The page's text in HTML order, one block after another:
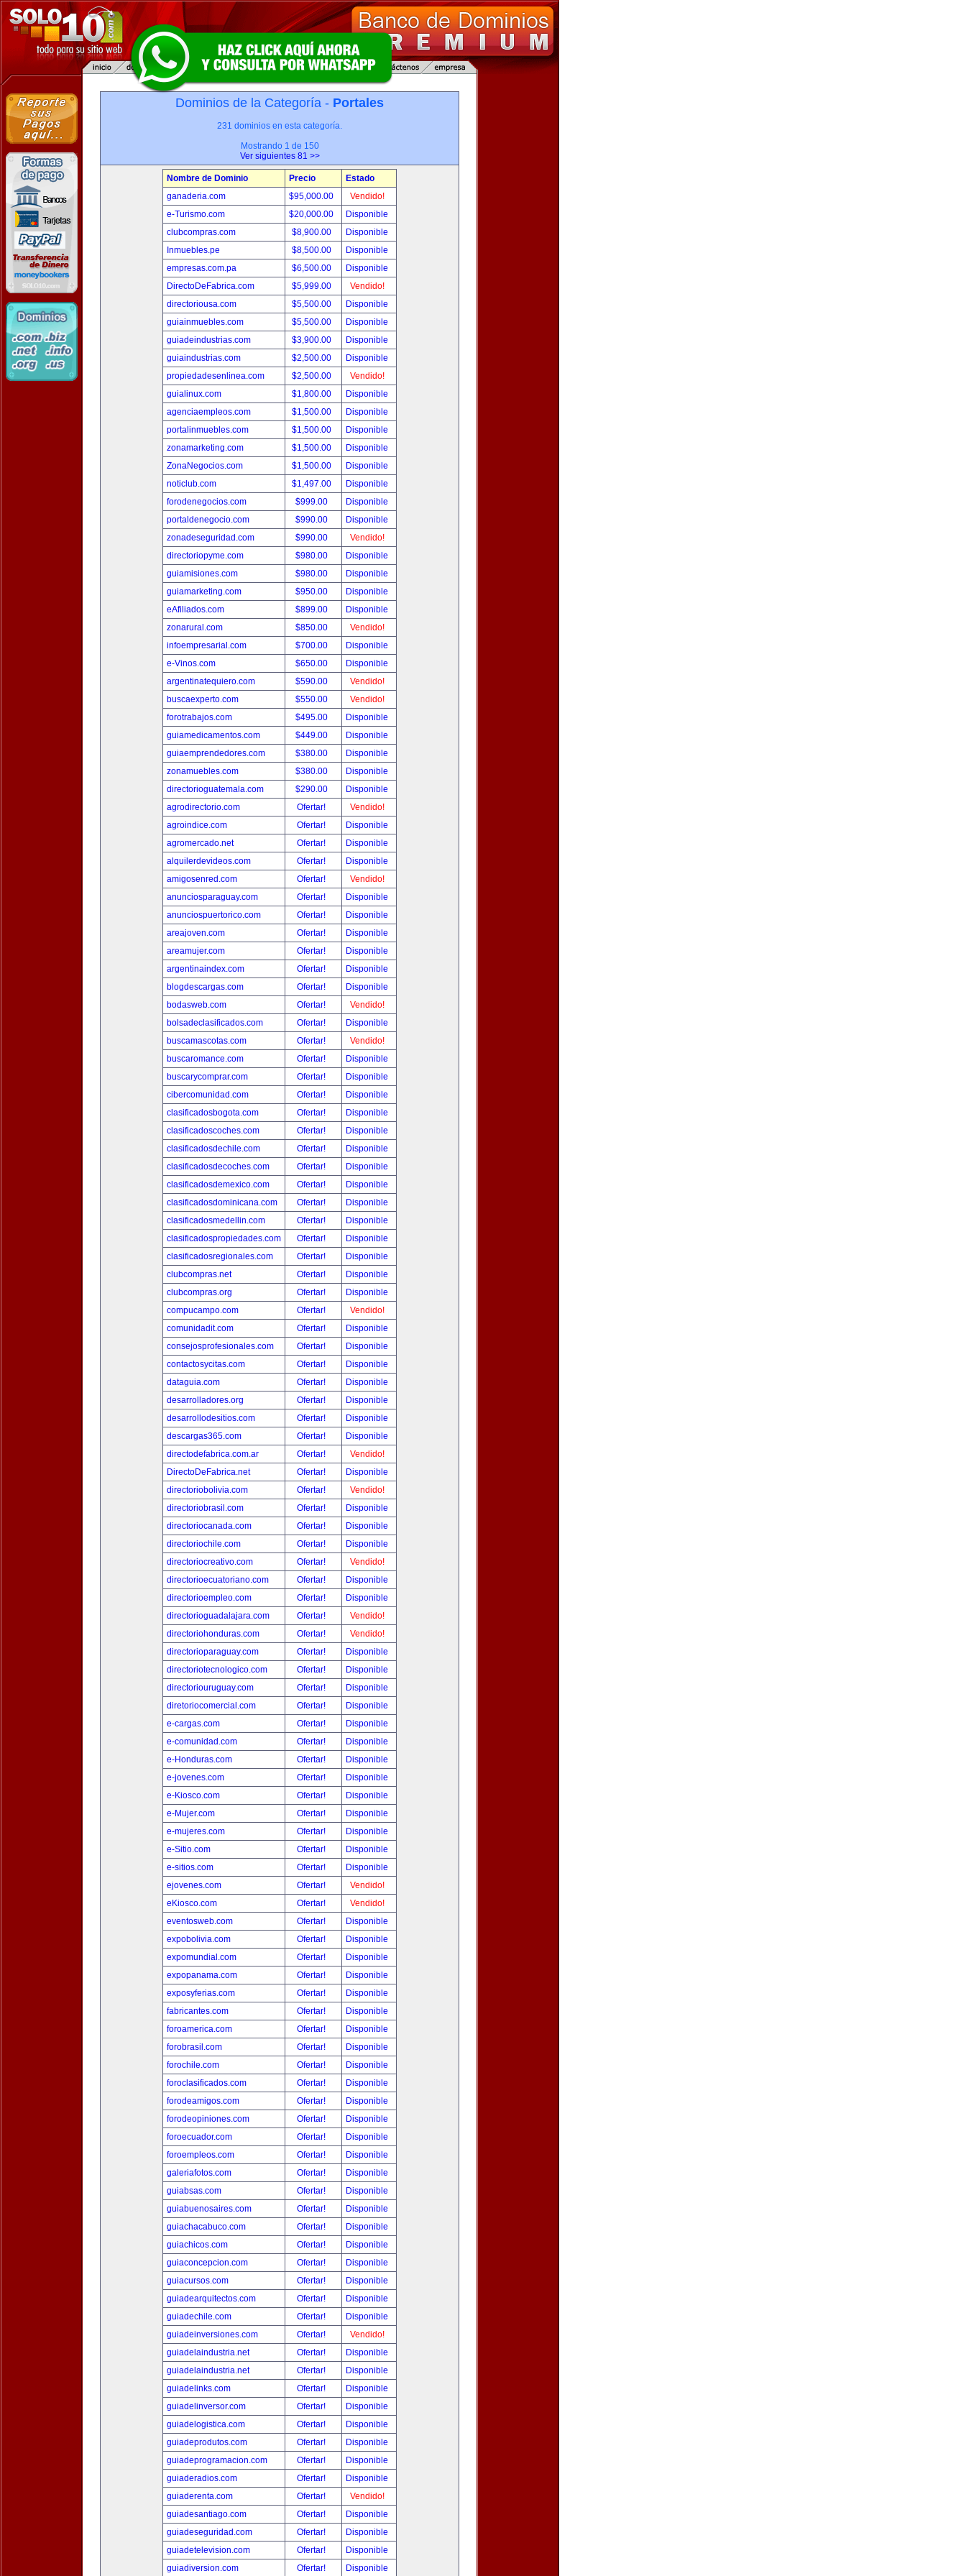
Dominios de la Categoría - Portales
231 dominios en esta categoría.
Mostrando 1 de 150
Ver siguientes 81 >>
Nombre de Dominio Precio
Estado
ganaderia.com
$95,000.00
Vendido!
e-Turismo.com
$20,000.00
Disponible
clubcompras.com
$8,900.00
Disponible
Inmuebles.pe
$8,500.00
Disponible
empresas.com.pa
$6,500.00
Disponible
DirectoDeFabrica.com
$5,999.00
Vendido!
directoriousa.com
$5,500.00
Disponible
guiainmuebles.com
$5,500.00
Disponible
guiadeindustrias.com
$3,900.00
Disponible
guiaindustrias.com
$2,500.00
Disponible
propiedadesenlinea.com
$2,500.00
Vendido!
guialinux.com
$1,800.00
Disponible
agenciaempleos.com
$1,500.00
Disponible
portalinmuebles.com
$1,500.00
Disponible
zonamarketing.com
$1,500.00
Disponible
ZonaNegocios.com
$1,500.00
Disponible
noticlub.com
$1,497.00
Disponible
forodenegocios.com
$999.00
Disponible
portaldenegocio.com
$990.00
Disponible
zonadeseguridad.com
$990.00
Vendido!
directoriopyme.com
$980.00
Disponible
guiamisiones.com
$980.00
Disponible
guiamarketing.com
$950.00
Disponible
eAfiliados.com
$899.00
Disponible
zonarural.com
$850.00
Vendido!
infoempresarial.com
$700.00
Disponible
e-Vinos.com
$650.00
Disponible
argentinatequiero.com
$590.00
Vendido!
buscaexperto.com
$550.00
Vendido!
forotrabajos.com
$495.00
Disponible
guiamedicamentos.com
$449.00
Disponible
guiaemprendedores.com
$380.00
Disponible
zonamuebles.com
$380.00
Disponible
directorioguatemala.com
$290.00
Disponible
agrodirectorio.com
Ofertar!
Vendido!
agroindice.com
Ofertar!
Disponible
agromercado.net
Ofertar!
Disponible
alquilerdevideos.com
Ofertar!
Disponible
amigosenred.com
Ofertar!
Vendido!
anunciosparaguay.com
Ofertar!
Disponible
anunciospuertorico.com
Ofertar!
Disponible
areajoven.com
Ofertar!
Disponible
areamujer.com
Ofertar!
Disponible
argentinaindex.com
Ofertar!
Disponible
blogdescargas.com
Ofertar!
Disponible
bodasweb.com
Ofertar!
Vendido!
bolsadeclasificados.com
Ofertar!
Disponible
buscamascotas.com
Ofertar!
Vendido!
buscaromance.com
Ofertar!
Disponible
buscarycomprar.com
Ofertar!
Disponible
cibercomunidad.com
Ofertar!
Disponible
clasificadosbogota.com
Ofertar!
Disponible
clasificadoscoches.com
Ofertar!
Disponible
clasificadosdechile.com
Ofertar!
Disponible
clasificadosdecoches.com
Ofertar!
Disponible
clasificadosdemexico.com
Ofertar!
Disponible
clasificadosdominicana.com
Ofertar!
Disponible
clasificadosmedellin.com
Ofertar!
Disponible
clasificadospropiedades.com
Ofertar!
Disponible
clasificadosregionales.com
Ofertar!
Disponible
clubcompras.net
Ofertar!
Disponible
clubcompras.org
Ofertar!
Disponible
compucampo.com
Ofertar!
Vendido!
comunidadit.com
Ofertar!
Disponible
consejosprofesionales.com
Ofertar!
Disponible
contactosycitas.com
Ofertar!
Disponible
dataguia.com
Ofertar!
Disponible
desarrolladores.org
Ofertar!
Disponible
desarrollodesitios.com
Ofertar!
Disponible
descargas365.com
Ofertar!
Disponible
directodefabrica.com.ar
Ofertar!
Vendido!
DirectoDeFabrica.net
Ofertar!
Disponible
directoriobolivia.com
Ofertar!
Vendido!
directoriobrasil.com
Ofertar!
Disponible
directoriocanada.com
Ofertar!
Disponible
directoriochile.com
Ofertar!
Disponible
directoriocreativo.com
Ofertar!
Vendido!
directorioecuatoriano.com
Ofertar!
Disponible
directorioempleo.com
Ofertar!
Disponible
directorioguadalajara.com
Ofertar!
Vendido!
directoriohonduras.com
Ofertar!
Vendido!
directorioparaguay.com
Ofertar!
Disponible
directoriotecnologico.com
Ofertar!
Disponible
directoriouruguay.com
Ofertar!
Disponible
diretoriocomercial.com
Ofertar!
Disponible
e-cargas.com
Ofertar!
Disponible
e-comunidad.com
Ofertar!
Disponible
e-Honduras.com
Ofertar!
Disponible
e-jovenes.com
Ofertar!
Disponible
e-Kiosco.com
Ofertar!
Disponible
e-Mujer.com
Ofertar!
Disponible
e-mujeres.com
Ofertar!
Disponible
e-Sitio.com
Ofertar!
Disponible
e-sitios.com
Ofertar!
Disponible
ejovenes.com
Ofertar!
Vendido!
eKiosco.com
Ofertar!
Vendido!
eventosweb.com
Ofertar!
Disponible
expobolivia.com
Ofertar!
Disponible
expomundial.com
Ofertar!
Disponible
expopanama.com
Ofertar!
Disponible
exposyferias.com
Ofertar!
Disponible
fabricantes.com
Ofertar!
Disponible
foroamerica.com
Ofertar!
Disponible
forobrasil.com
Ofertar!
Disponible
forochile.com
Ofertar!
Disponible
foroclasificados.com
Ofertar!
Disponible
forodeamigos.com
Ofertar!
Disponible
forodeopiniones.com
Ofertar!
Disponible
foroecuador.com
Ofertar!
Disponible
foroempleos.com
Ofertar!
Disponible
galeriafotos.com
Ofertar!
Disponible
guiabsas.com
Ofertar!
Disponible
guiabuenosaires.com
Ofertar!
Disponible
guiachacabuco.com
Ofertar!
Disponible
guiachicos.com
Ofertar!
Disponible
guiaconcepcion.com
Ofertar!
Disponible
guiacursos.com
Ofertar!
Disponible
guiadearquitectos.com
Ofertar!
Disponible
guiadechile.com
Ofertar!
Disponible
guiadeinversiones.com
Ofertar!
Vendido!
guiadelaindustria.net
Ofertar!
Disponible
guiadelaindustria.net
Ofertar!
Disponible
guiadelinks.com
Ofertar!
Disponible
guiadelinversor.com
Ofertar!
Disponible
guiadelogistica.com
Ofertar!
Disponible
guiadeprodutos.com
Ofertar!
Disponible
guiadeprogramacion.com
Ofertar!
Disponible
guiaderadios.com
Ofertar!
Disponible
guiaderenta.com
Ofertar!
Vendido!
guiadesantiago.com
Ofertar!
Disponible
guiadeseguridad.com
Ofertar!
Disponible
guiadetelevision.com
Ofertar!
Disponible
guiadiversion.com
Ofertar! Disponible